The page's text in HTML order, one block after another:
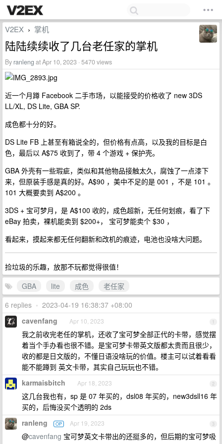
V2EX › 掌机
陆陆续续收了几台老任家的掌机
By ranleng at Apr 10, 2023 · 5470 views
近一个月蹲 Facebook 二手市场，以能接受的价格收了 new 3DS
LL/XL, DS Lite, GBA SP.
成色都十分的好。
DS Lite FB 上甚至有箱说全的，但价格有点高，以及我的目标是白
色，最后以 A$75 收到了，带 4 个游戏 + 保护壳。
GBA 外壳有一些瑕疵，类似和其他物品接触太久，腐蚀了一点漆下
来，但原装手感是真的好。A$90 ，美中不足的是 001 ，不是 101 。
101 大概要卖到 A$200 。
3DS + 宝可梦月，是 A$100 收的，成色超新，无任何划痕，看了下
eBay 拍卖，裸机能卖到 $200+， 宝可梦能卖个 $30 ，
看起来，摸起来都无任何翻新和改机的痕迹，电池也没啥大问题。
捡垃圾的乐趣，放那不玩都觉得很值！
GBA
lite 成色
老任家
6 replies • 2023-04-19 16:38:37 +08:00
1
cavenfang Apr 10, 2023
我之前收完老任的掌机，还收了宝可梦全部正代的卡带，感觉摆
着当个手办看也很不错。是宝可梦卡带英文版都太贵而且很少，
收的都是日文版的，不懂日语没啥玩的价值。楼主可以试着看看
能不能蹲到 英文卡带，其实自己玩玩也不错。
2
karmaisbitch Apr 18, 2023
这几台我也有，sp 是 07 年买的，dsl08 年买的，new3dsll16 年
买的，后悔没买个透明的 2ds
3
ranleng OP Apr 19, 2023
@cavenfang 宝可梦英文卡带出的还挺多的，但后期的宝可梦吸